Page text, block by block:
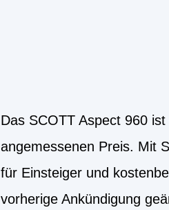
Das SCOTT Aspect 960
angemessenen Preis. Mit
für Einsteiger und
vorherige Ankündigung